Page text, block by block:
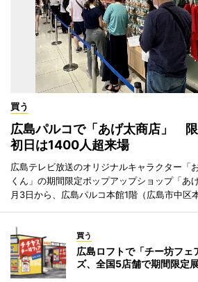
買う
広島パルコで「あげ太商店」 限
初日は1400人超来場
広島テレビ放送のオリジナルキャラクター「
くん」の期間限定ポップアップショップ「あ
月3日から、広島パルコ本館1階（広島市中区
買う
広島ロフトで「チー坊フ
ズ、全国5店舗で期間限定